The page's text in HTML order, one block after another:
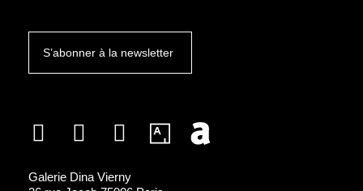
S’abonner à la newsletter
Galerie Dina Vierny